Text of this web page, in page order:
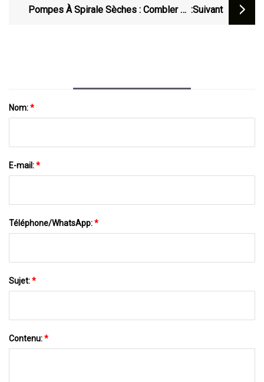
Avec Les Compresseurs BAUER
Pompes À Spirale Sèches : Combler Le :suivant
Nom:*
E-mail:*
Téléphone/WhatsApp:*
Sujet:*
Contenu:*